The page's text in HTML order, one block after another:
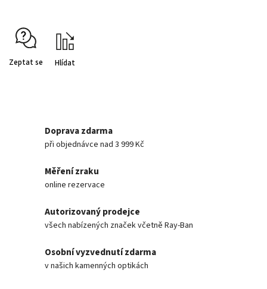
Zeptat se Hlídat
Doprava zdarma
při objednávce nad 3 999 Kč
Měření zraku
online rezervace
Autorizovaný prodejce
všech nabízených značek včetně Ray-Ban
Osobní vyzvednutí zdarma
v našich kamenných optikách